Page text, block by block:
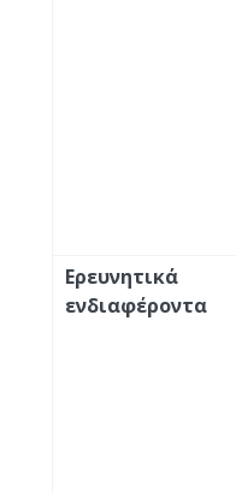
Ερευνητικά
ενδιαφέροντα